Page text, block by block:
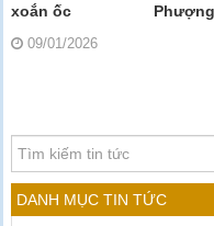
09/01/2026
DANH MỤC TIN TỨC